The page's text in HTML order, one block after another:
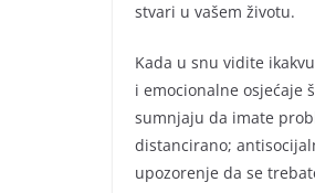
stvari u vašem životu.
Kada u snu vidite
i emocionalne osjećaje
sumnjaju da imate
distancirano;
upozorenje da se